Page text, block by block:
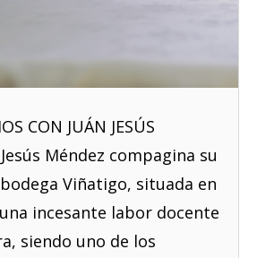
CON JUÁN JESÚS
Jesús Méndez compagina su
Viñatigo, situada en
incesante labor docente
siendo uno de los